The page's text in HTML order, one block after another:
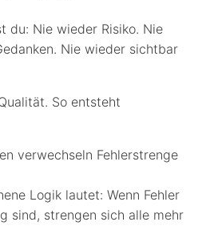
du: Nie wieder Risiko. Nie
Nie wieder sichtbar
So entsteht
verwechseln Fehlerstrenge
Logik lautet: Wenn Fehler
sind, strengen sich alle mehr